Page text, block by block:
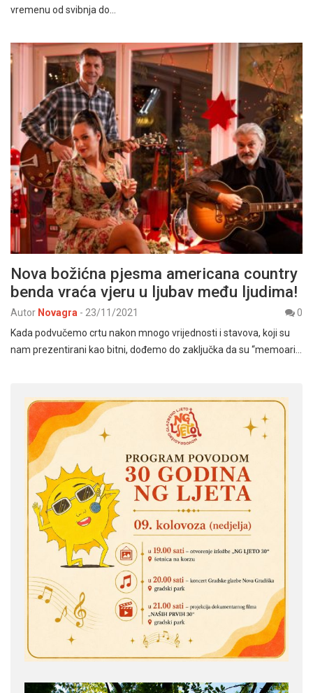
vremenu od svibnja do…
Nova božićna pjesma americana country
benda vraća vjeru u ljubav među ljudima!
Autor Novagra - 23/11/2021
0
Kada podvučemo crtu nakon mnogo vrijednosti i stavova, koji su
nam prezentirani kao bitni, dođemo do zaključka da su “memoari…